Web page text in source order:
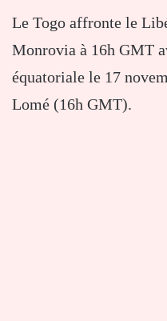
Le Togo affronte le
Monrovia à 16h GMT
équatoriale le 17
Lomé (16h GMT).